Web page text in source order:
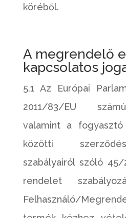
köréből.
A megrendelő
kapcsolatos
5.1 Az Európai
2011/83/EU
valamint a
közötti
szabályairól szóló 45/
rendelet
Felhasználó/